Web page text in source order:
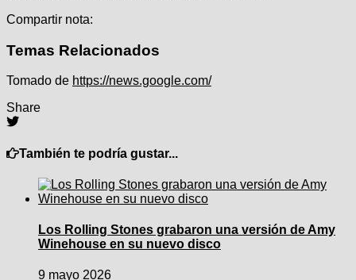
Compartir nota:
Temas Relacionados
Tomado de https://news.google.com/
Share
También te podría gustar...
Los Rolling Stones grabaron una versión de Amy
Winehouse en su nuevo disco
9 mayo 2026